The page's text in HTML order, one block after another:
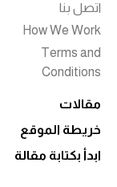
اتصل بنا
How We Work
Terms and
Conditions
مقالات
خريطة الموقع
ابدأ بكتابة مقالة